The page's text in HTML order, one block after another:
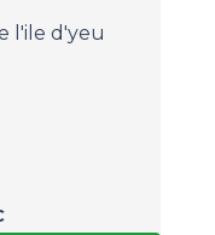
l'ile d'yeu